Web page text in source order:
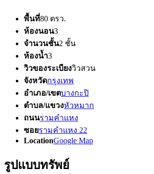
พื้นที่80 ตรว.
ห้องนอน3
จำนวนชั้น2 ชั้น
ห้องน้ำ3
วิวของระเบียงวิวสวน
จังหวัดกรุงเทพ
อำเภอ/เขตบางกะปิ
ตำบล/แขวงหัวหมาก
ถนนรามคำแหง
ซอยรามคำแหง 22
LocationGoogle Map
รูปแบบทรัพย์